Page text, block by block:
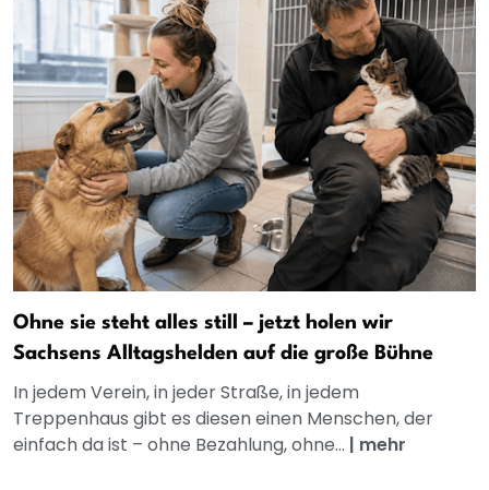
Ohne sie steht alles still – jetzt holen wir
Sachsens Alltagshelden auf die große Bühne
In jedem Verein, in jeder Straße, in jedem
Treppenhaus gibt es diesen einen Menschen, der
einfach da ist – ohne Bezahlung, ohne... | mehr